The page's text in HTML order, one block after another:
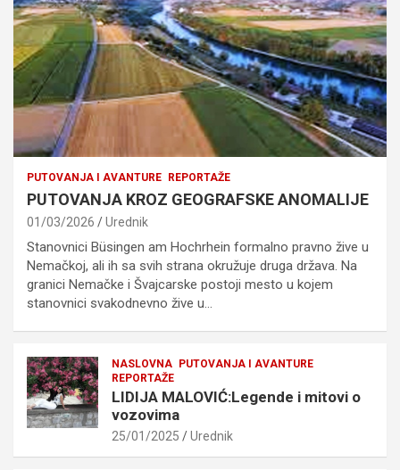
PUTOVANJA I AVANTURE REPORTAŽE
PUTOVANJA KROZ GEOGRAFSKE ANOMALIJE
01/03/2026 Urednik
Stanovnici Büsingen am Hochrhein formalno pravno žive u
Nemačkoj, ali ih sa svih strana okružuje druga država. Na
granici Nemačke i Švajcarske postoji mesto u kojem
stanovnici svakodnevno žive u…
NASLOVNA PUTOVANJA I AVANTURE
REPORTAŽE
LIDIJA MALOVIĆ:Legende i mitovi o
vozovima
25/01/2025 Urednik